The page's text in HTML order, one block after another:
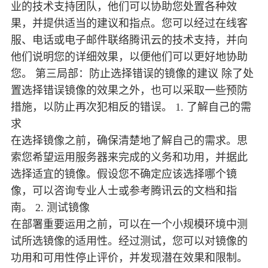
业的技术支持团队，他们可以协助您处置各种效
果，并提供适当的建议和指点。您可以经过在线客
服、电话或电子邮件联络腾讯云的技术支持，并向
他们说明您的详细效果，以便他们可以更好地协助
您。 第三局部：防止选择错误的镜像的建议 除了处
置选择错误镜像的效果之外，也可以采取一些预防
措施，以防止再次犯相反的错误。 1. 了解自己的需
求
在选择镜像之前，确保清楚地了解自己的需求。思
索您希望运用服务器来完成的义务和功用，并据此
选择适宜的镜像。假设您不确定应该选择哪个镜
像，可以咨询专业人士或参考腾讯云的文档和指
南。 2. 测试镜像
在部署重要运用之前，可以在一个小规模环境中测
试所选镜像的适用性。经过测试，您可以对镜像的
功用和可用性停止评价，并发现潜在效果和限制。